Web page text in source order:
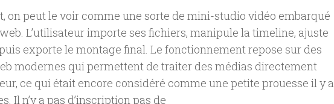
on peut le voir comme une sorte de mini-studio vidéo embarqué
L’utilisateur importe ses fichiers, manipule la timeline, ajuste
exporte le montage final. Le fonctionnement repose sur des
modernes qui permettent de traiter des médias directement
ce qui était encore considéré comme une petite prouesse il y a
Il n’y a pas d’inscription pas de